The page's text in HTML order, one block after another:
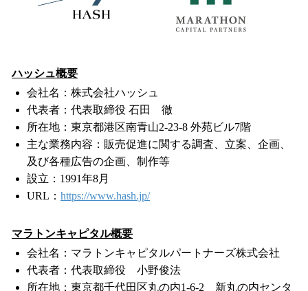
ハッシュ概要
会社名：株式会社ハッシュ
代表者：代表取締役 石田 徹
所在地：東京都港区南青山2-23-8 外苑ビル7階
主な業務内容：販売促進に関する調査、立案、企画、
及び各種広告の企画、制作等
設立：1991年8月
URL： https://www.hash.jp/
マラトンキャピタル概要
会社名：マラトンキャピタルパートナーズ株式会社
代表者：代表取締役 小野俊法
所在地：東京都千代田区丸の内1-6-2 新丸の内センタ